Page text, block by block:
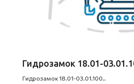
Гидрозамок 18.01-
Гидрозамок 18.01-03.01.100..